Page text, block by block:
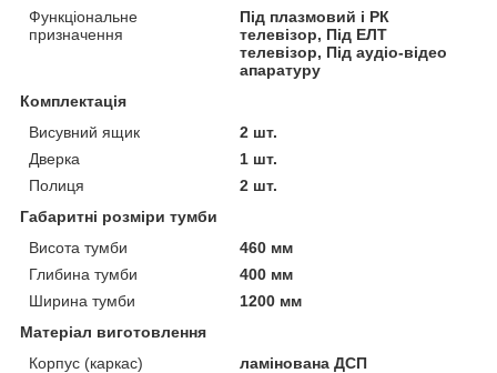
Функціональне
призначення
Під плазмовий і РК
телевізор, Під ЕЛТ
телевізор, Під аудіо-відео
апаратуру
Комплектація
Висувний ящик
2 шт.
Дверка
1 шт.
Полиця
2 шт.
Габаритні розміри тумби
Висота тумби
460 мм
Глибина тумби
400 мм
Ширина тумби
1200 мм
Матеріал виготовлення
Корпус (каркас)
ламінована ДСП